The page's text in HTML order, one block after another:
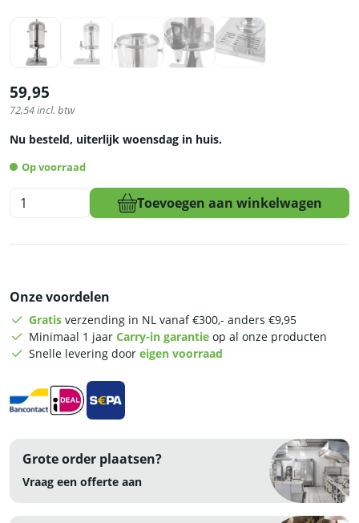
59,95
72,54incl. btw
Nu besteld, uiterlijk woensdag in huis.
Op voorraad
HCB
Sapdispenser
aantal
Toevoegen aan winkelwagen
Onze voordelen
Gratis verzending in NL vanaf €300,- anders €9,95
Minimaal 1 jaar Carry-in garantie op al onze producten
Snelle levering door eigen voorraad
Grote order plaatsen?
Vraag een offerte aan